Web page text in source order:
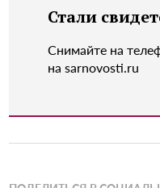
Стали
Снимайте на
на sarnovosti.ru